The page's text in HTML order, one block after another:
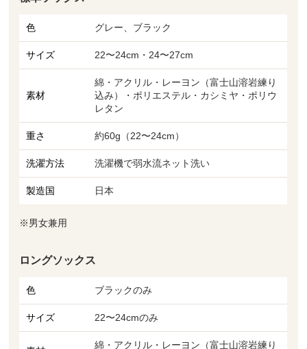
色 グレー、ブラック
サイズ 22〜24cm・24〜27cm
素材
綿・アクリル・レーヨン（富士山溶岩練り
込み）・ポリエステル・カシミヤ・ポリウ
レタン
重さ 約60g（22〜24cm）
洗濯方法 洗濯機で弱水流ネット洗い
製造国 日本
※男女兼用
ロングソックス
色 ブラックのみ
サイズ 22〜24cmのみ
綿・アクリル・レーヨン（富士山溶岩練り